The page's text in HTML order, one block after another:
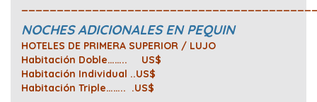
NOCHES ADICIONALES EN PEQUIN
HOTELES DE PRIMERA SUPERIOR / LUJO
Habitación Doble…….. US$
Habitación Individual ..US$
Habitación Triple…….. .US$